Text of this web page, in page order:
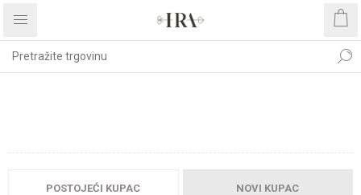
POSTOJEĆI KUPAC NOVI KUPAC